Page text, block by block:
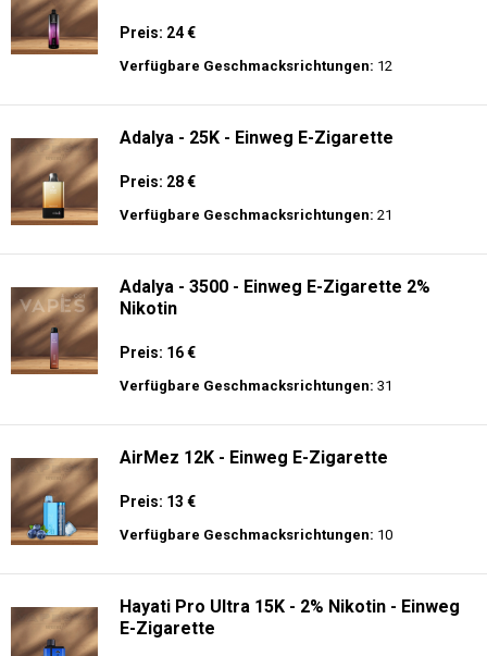
Preis: 24 €
Verfügbare Geschmacksrichtungen: 12
Adalya - 25K - Einweg E-Zigarette
Preis: 28 €
Verfügbare Geschmacksrichtungen: 21
Adalya - 3500 - Einweg E-Zigarette 2%
Nikotin
Preis: 16 €
Verfügbare Geschmacksrichtungen: 31
AirMez 12K - Einweg E-Zigarette
Preis: 13 €
Verfügbare Geschmacksrichtungen: 10
Hayati Pro Ultra 15K - 2% Nikotin - Einweg
E-Zigarette